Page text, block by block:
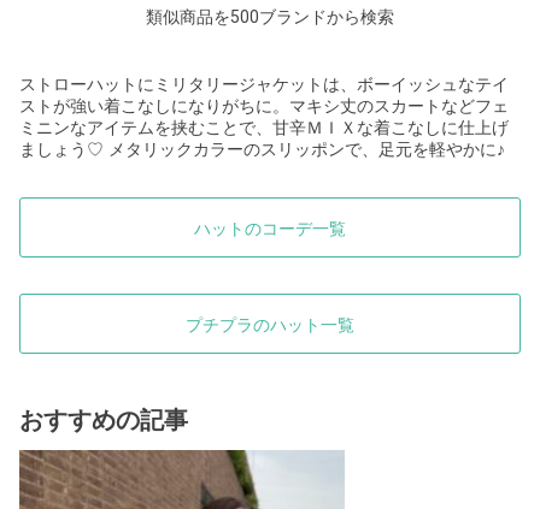
類似商品を500ブランドから検索
ストローハットにミリタリージャケットは、ボーイッシュなテイ
ストが強い着こなしになりがちに。マキシ丈のスカートなどフェ
ミニンなアイテムを挟むことで、甘辛ＭＩＸな着こなしに仕上げ
ましょう ♡ メタリックカラーのスリッポンで、足元を軽やかに♪
ハットのコーデ一覧
プチプラのハット一覧
おすすめの記事